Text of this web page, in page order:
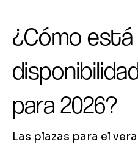
¿Cómo está
para 2026?
Las plazas para el